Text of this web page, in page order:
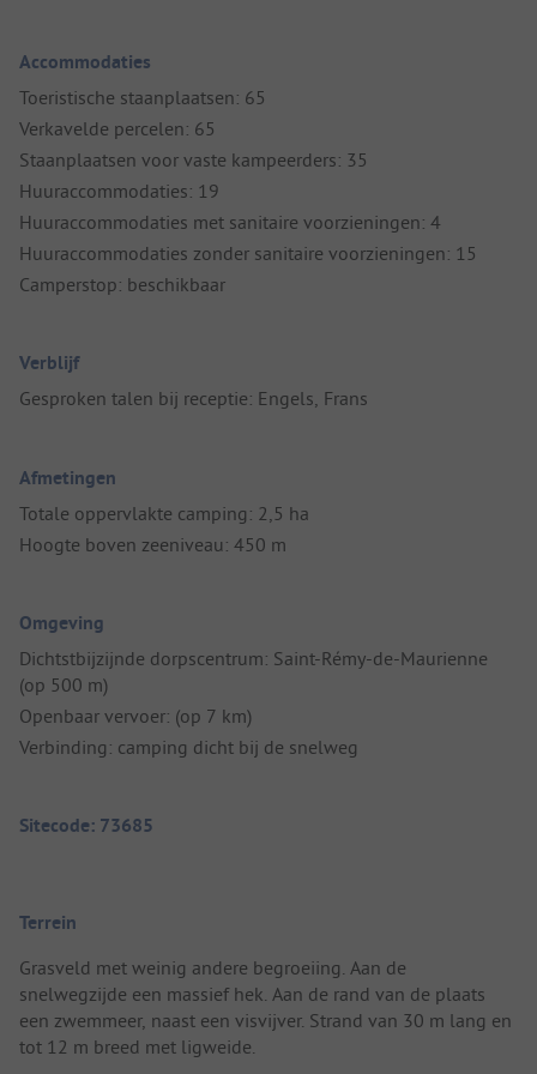
Accommodaties
Toeristische staanplaatsen: 65
Verkavelde percelen: 65
Staanplaatsen voor vaste kampeerders: 35
Huuraccommodaties: 19
Huuraccommodaties met sanitaire voorzieningen: 4
Huuraccommodaties zonder sanitaire voorzieningen: 15
Camperstop: beschikbaar
Verblijf
Gesproken talen bij receptie: Engels, Frans
Afmetingen
Totale oppervlakte camping: 2,5 ha
Hoogte boven zeeniveau: 450 m
Omgeving
Dichtstbijzijnde dorpscentrum: Saint-Rémy-de-Maurienne
(op 500 m)
Openbaar vervoer: (op 7 km)
Verbinding: camping dicht bij de snelweg
Sitecode: 73685
Terrein
Grasveld met weinig andere begroeiing. Aan de
snelwegzijde een massief hek. Aan de rand van de plaats
een zwemmeer, naast een visvijver. Strand van 30 m lang en
tot 12 m breed met ligweide.